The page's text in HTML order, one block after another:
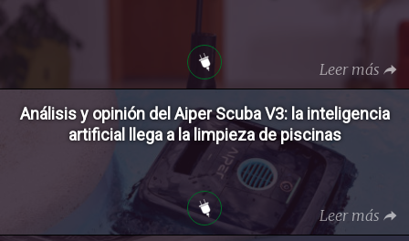
Leer más
Análisis y opinión del Aiper Scuba V3: la inteligencia
artificial llega a la limpieza de piscinas
Leer más